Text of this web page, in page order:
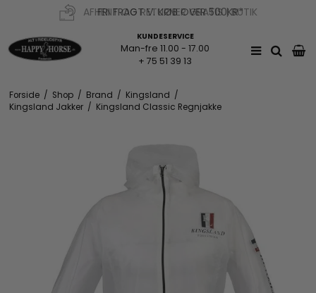
AFHENT OG RETURNER GRATIS | BUTIK
FRI FRAGT V. KØB OVER 500KR*
KUNDESERVICE
Man-fre 11.00 - 17.00
+ 75 51 39 13
Forside / Shop / Brand / Kingsland /
Kingsland Jakker / Kingsland Classic Regnjakke